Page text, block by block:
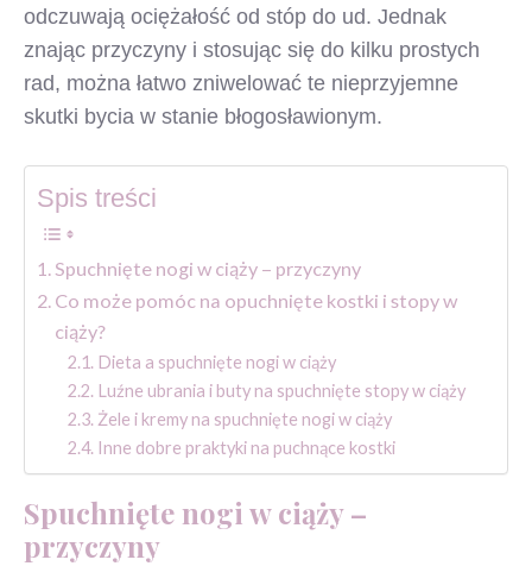
odczuwają ociężałość od stóp do ud. Jednak
znając przyczyny i stosując się do kilku prostych
rad, można łatwo zniwelować te nieprzyjemne
skutki bycia w stanie błogosławionym.
Spis treści
Spuchnięte nogi w ciąży – przyczyny
Co może pomóc na opuchnięte kostki i stopy w
ciąży?
Dieta a spuchnięte nogi w ciąży
Luźne ubrania i buty na spuchnięte stopy w ciąży
Żele i kremy na spuchnięte nogi w ciąży
Inne dobre praktyki na puchnące kostki
Spuchnięte nogi w ciąży –
przyczyny